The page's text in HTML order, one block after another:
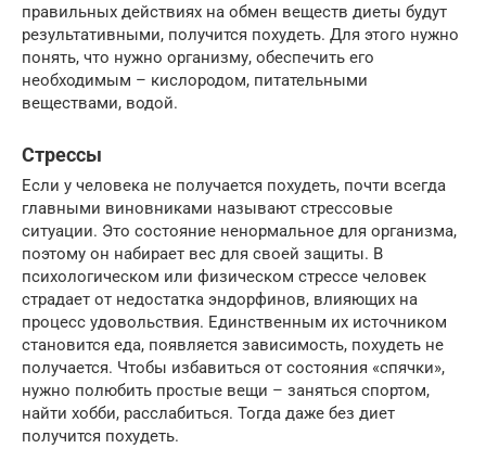
правильных действиях на обмен веществ диеты будут
результативными, получится похудеть. Для этого нужно
понять, что нужно организму, обеспечить его
необходимым – кислородом, питательными
веществами, водой.
Стрессы
Если у человека не получается похудеть, почти всегда
главными виновниками называют стрессовые
ситуации. Это состояние ненормальное для организма,
поэтому он набирает вес для своей защиты. В
психологическом или физическом стрессе человек
страдает от недостатка эндорфинов, влияющих на
процесс удовольствия. Единственным их источником
становится еда, появляется зависимость, похудеть не
получается. Чтобы избавиться от состояния «спячки»,
нужно полюбить простые вещи – заняться спортом,
найти хобби, расслабиться. Тогда даже без диет
получится похудеть.